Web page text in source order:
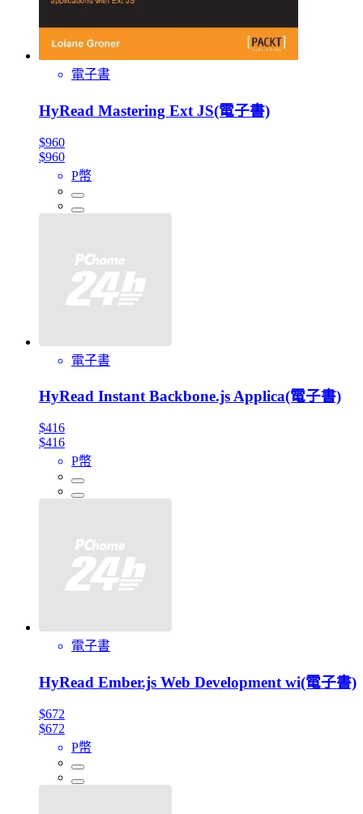
電子書
HyRead Mastering Ext JS(電子書)
$960
$960
P幣
電子書
HyRead Instant Backbone.js Applica(電子書)
$416
$416
P幣
電子書
HyRead Ember.js Web Development wi(電子書)
$672
$672
P幣